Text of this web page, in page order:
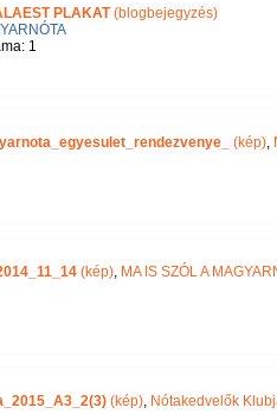
PLAKAT(blogbejegyzés)
1
(kép),
(kép), MA IS SZÓL A
(kép), Nótakedvelők